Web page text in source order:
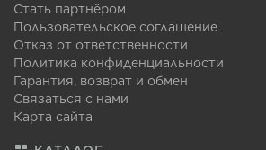
Стать партнёром
Пользовательское соглашение
Отказ от ответственности
Политика конфиденциальности
Гарантия, возврат и обмен
Связаться с нами
Карта сайта